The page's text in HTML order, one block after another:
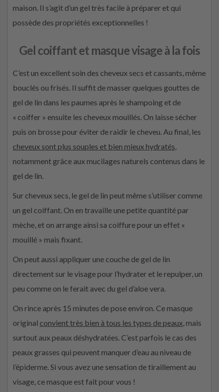
maison. Il s’agit d’un gel très facile à préparer et qui
possède des propriétés exceptionnelles !
Gel coiffant et masque visage à la fois
C’est un excellent soin des cheveux secs et cassants, même
bouclés ou frisés. Il suffit de masser quelques gouttes de
gel de lin dans les paumes après le shampoing et de
« coiffer » ensuite les cheveux mouillés. On laisse sécher
puis on brosse pour éviter de raidir le cheveu. Au final, les
cheveux sont plus souples et bien mieux hydratés,
notamment grâce aux mucilages naturels contenus dans le
gel de lin.
Sur cheveux secs, le gel de lin peut même s’utiliser comme
un gel coiffant. On en travaille une petite quantité par
mèche, et on arrange ainsi sa coiffure pour un effet «
mouillé » mais fixant.
On peut aussi appliquer une couche de gel de lin
directement sur le visage pour l’hydrater et le repulper, un
peu comme on le ferait avec du gel d’aloe vera.
On rince après 15 minutes de pose environ. Ce masque
original convient très bien à tous les types de peaux, mais
surtout aux peaux déshydratées. C’est parfois le cas des
peaux grasses qui peuvent manquer d’eau au niveau de
l’épiderme. Si vous avez une sensation de tiraillement au
visage, ce masque est fait pour vous !